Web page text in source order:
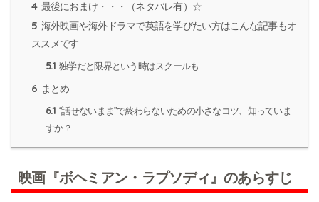
4 最後におまけ・・・（ネタバレ有）☆
5 海外映画や海外ドラマで英語を学びたい方はこんな記事もオ
ススメです
5.1 独学だと限界という時はスクールも
6 まとめ
6.1 “話せないまま”で終わらないための小さなコツ、知っていま
すか？
映画『ボヘミアン・ラプソディ』のあらすじ